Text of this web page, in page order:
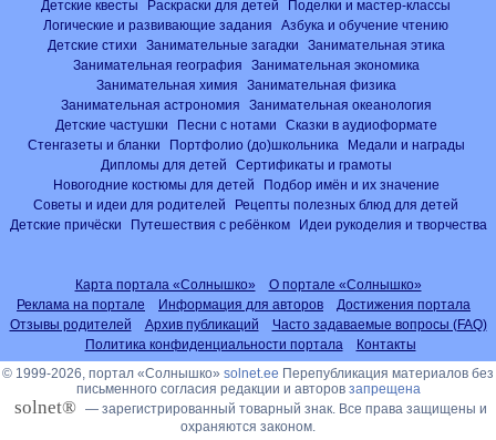
Детские квесты
Раскраски для детей
Поделки и мастер-классы
Логические и развивающие задания
Азбука и обучение чтению
Детские стихи
Занимательные загадки
Занимательная этика
Занимательная география
Занимательная экономика
Занимательная химия
Занимательная физика
Занимательная астрономия
Занимательная океанология
Детские частушки
Песни с нотами
Сказки в аудиоформате
Стенгазеты и бланки
Портфолио (до)школьника
Медали и награды
Дипломы для детей
Сертификаты и грамоты
Новогодние костюмы для детей
Подбор имён и их значение
Советы и идеи для родителей
Рецепты полезных блюд для детей
Детские причёски
Путешествия с ребёнком Идеи рукоделия и творчества
Карта портала «Солнышко»
О портале «Солнышко»
Реклама на портале
Информация для авторов
Достижения портала
Отзывы родителей
Архив публикаций
Часто задаваемые вопросы (FAQ)
Политика конфиденциальности портала
Контакты
© 1999-2026, портал «Солнышко» solnet.ee Перепубликация материалов без
письменного согласия редакции и авторов запрещена
solnet® — зарегистрированный товарный знак. Все права защищены и
охраняются законом.